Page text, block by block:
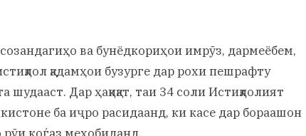
ва бунёдкориҳои имрӯз, дармеёбем,
қадамҳои бузурге дар рохи пешрафту
Дар ҳақиқат, таи 34 соли Истиқлолият
ба иҷро расидаанд, ки касе дар бораашон
коѓаз мехобиданд.